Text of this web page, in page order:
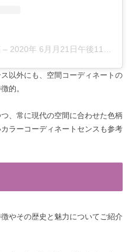
– 2020年 6月月21日午後11時00分PDT
以外にも、空間コーディネートの
的。
、常に現代の空間に合わせた色柄
ラーコーディネートセンスも参考
やその歴史と魅力についてご紹介